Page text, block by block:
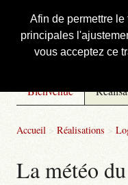
Afin de permettre
principales
vous acceptez ce
Courbis, «
Bienvenue
Accueil > Réalisations >
La météo